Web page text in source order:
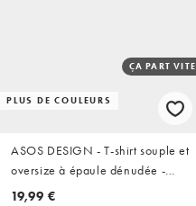
PLUS DE COULEURS
ÇA PART VITE
ASOS DESIGN - T-shirt souple et
oversize à épaule dénudée -
Blanc
19,99 €